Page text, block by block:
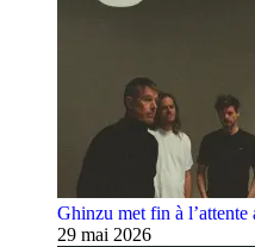
Ghinzu met fin à
29 mai 2026